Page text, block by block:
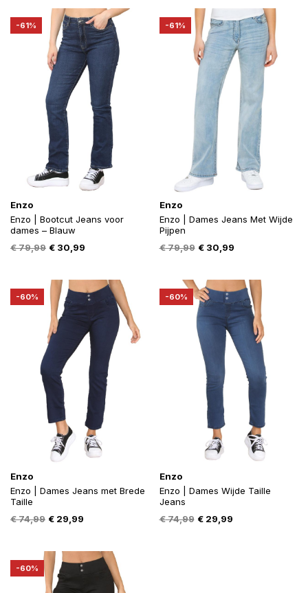
€ 79,99.€ 30,99.
€ 79,99.
€ 30,99.
-61%
Enzo
Enzo | Bootcut Jeans voor
dames – Blauw
€79,99 Oorspronkelijke
€ 79,99.
€ 30,99
€ 30,99.
-61%
Enzo
Enzo | Dames Jeans Met Wijde
Pijpen
€79,99 Oorspronkelijke
€ 79,99.
€30,99Huidige
€ 30,99.
-60%
Enzo
Enzo | Dames Jeans met Brede
Taille
€74,99 Oorspronkelijke
€ 74,99.
€ 29,99
€ 29,99.
-60%
Enzo
Enzo | Dames Wijde Taille
Jeans
€74,99 Oorspronkelijke
€29,99Huidige
-60%